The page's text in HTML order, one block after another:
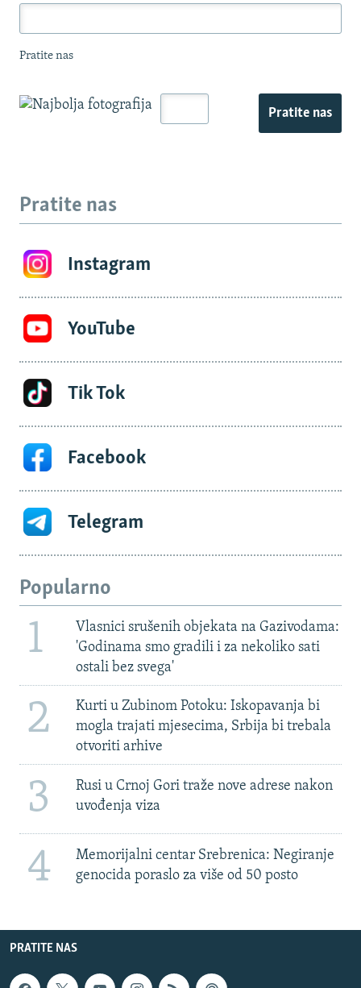
Pratite nas
Pratite nas
Pratite nas
Instagram
YouTube
Tik Tok
Facebook
Telegram
Popularno
1
Vlasnici srušenih objekata na Gazivodama:
'Godinama smo gradili i za nekoliko sati
ostali bez svega'
2
Kurti u Zubinom Potoku: Iskopavanja bi
mogla trajati mjesecima, Srbija bi trebala
otvoriti arhive
3
Rusi u Crnoj Gori traže nove adrese nakon
uvođenja viza
4
Memorijalni centar Srebrenica: Negiranje
genocida poraslo za više od 50 posto
PRATITE NAS